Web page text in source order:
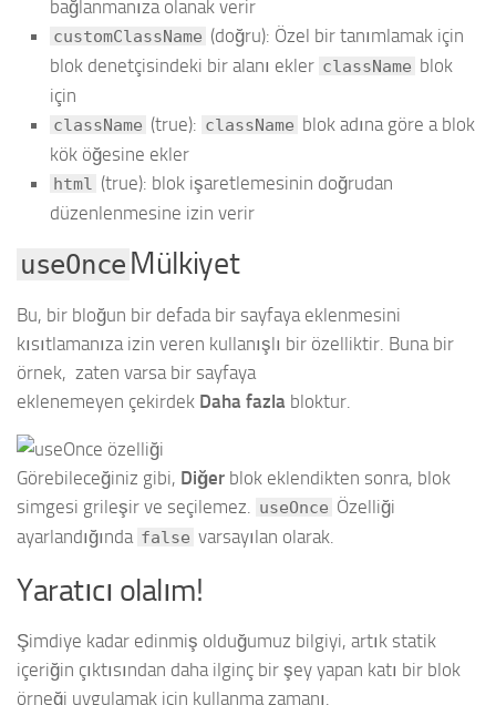
bağlanmanıza olanak verir
customClassName (doğru): Özel bir tanımlamak için
blok denetçisindeki bir alanı ekler className blok
için
className (true): className blok adına göre a blok
kök öğesine ekler
html
(true): blok işaretlemesinin doğrudan
düzenlenmesine izin verir
useOnce Mülkiyet
Bu, bir bloğun bir defada bir sayfaya eklenmesini
kısıtlamanıza izin veren kullanışlı bir özelliktir. Buna bir
örnek, zaten varsa bir sayfaya
eklenemeyen çekirdek Daha fazla bloktur.
Görebileceğiniz gibi, Diğer blok eklendikten sonra, blok
simgesi grileşir ve seçilemez.
useOnce Özelliği
ayarlandığında false varsayılan olarak.
Yaratıcı olalım!
Şimdiye kadar edinmiş olduğumuz bilgiyi, artık statik
içeriğin çıktısından daha ilginç bir şey yapan katı bir blok
örneği uygulamak için kullanma zamanı.